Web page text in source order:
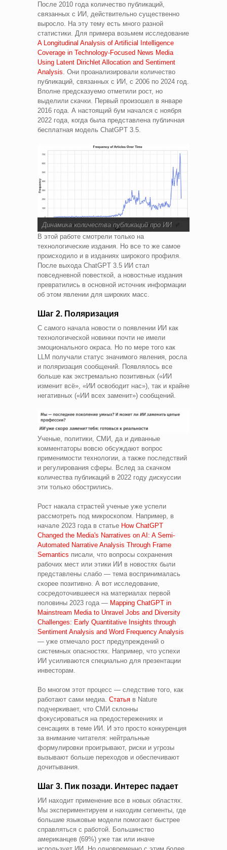
После 2010 года количество публикаций,
связанных с ИИ, действительно существенно
выросло. На эту тему есть много разной
статистики. Для примера возьмем исследование
A Longitudinal Analysis of Artificial Intelligence
Coverage in Technology-Focused News Media
Using Latent Dirichlet Allocation and Sentiment
Analysis. Они проанализировали количество
публикаций, связанных с ИИ, с 2006 по 2024 год.
Вполне предсказуемо отметили рост, но
выделили скачки. Первый произошел в январе
2016 года. А настоящий бум начался с ноября
2022 года, когда была представлена публичная
бесплатная модель ChatGPT 3.5.
Динамика количества публикаций про ИИ
В этой работе смотрели только на
технологические издания. Но все то же самое
происходило и в изданиях широкого профиля.
После выхода ChatGPT 3.5 ИИ стал
повседневной повесткой, а новостные издания
превратились в основной источник информации
об этом явлении для широких масс.
Шаг 2. Поляризация
С самого начала новости о появлении ИИ как
технологической новинки почти не имели
эмоционального окраса. Но по мере того как
LLM получали статус значимого явления, росла
и поляризация сообщений. Появлялось все
больше как экстремально позитивных («ИИ
изменит всё», «ИИ освободит нас»), так и крайне
негативных («ИИ всех заменит») сообщений.
Ученые, политики, СМИ, да и диванные
комментаторы вовсю обсуждают вопрос
применимости технологии, а также последствий
и регулирования сферы. Вслед за скачком
количества публикаций в 2022 году дискуссии
эти только обострились.
Рост накала страстей ученые уже успели
рассмотреть под микроскопом. Например, в
начале 2023 года в статье How ChatGPT
Changed the Media's Narratives on AI: A Semi-
Automated Narrative Analysis Through Frame
Semantics писали, что вопросы сохранения
рабочих мест или этики ИИ в новостях были
представлены слабо — тема воспринималась
скорее позитивно. А вот исследование,
сосредоточившееся на материалах первой
половины 2023 года — Mapping ChatGPT in
Mainstream Media to Unravel Jobs and Diversity
Challenges: Early Quantitative Insights through
Sentiment Analysis and Word Frequency Analysis
— уже отмечало рост предупреждений о
системных опасностях. Например, что успехи
ИИ усиливаются специально для презентации
инвесторам.
Во многом этот процесс — следствие того, как
работают сами медиа. Статья в Nature
подчеркивает, что СМИ склонны
фокусироваться на предостережениях и
сенсациях в теме ИИ. И это просто конкуренция
за внимание читателя: нейтральные
формулировки проигрывают, риски и угрозы
вызывают больше переходов и обеспечивают
дочитывания.
Шаг 3. Пик позади. Интерес падает
ИИ находит применение все в новых областях.
Мы экспериментируем и находим сегменты, где
большие языковые модели помогают быстрее
справляться с работой. Большинство
американцев (69%) уже так или иначе